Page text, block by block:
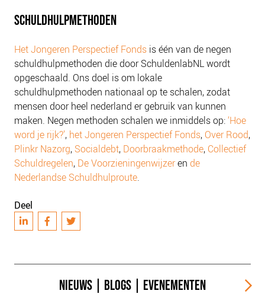
SCHULDHULPMETHODEN
Het Jongeren Perspectief Fonds is één van de negen
schuldhulpmethoden die door SchuldenlabNL wordt
opgeschaald. Ons doel is om lokale
schuldhulpmethoden nationaal op te schalen, zodat
mensen door heel nederland er gebruik van kunnen
maken. Negen methoden schalen we inmiddels op:‘Hoe
word je rijk?’, het Jongeren Perspectief Fonds, Over Rood,
Plinkr Nazorg, Socialdebt, Doorbraakmethode, Collectief
Schuldregelen, De Voorzieningenwijzeren de
Nederlandse Schuldhulproute.
Deel
NIEUWS BLOGS EVENEMENTEN